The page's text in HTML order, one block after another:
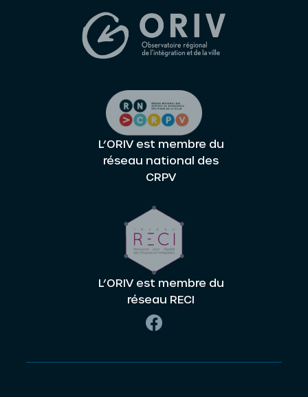
L’ORIV est membre du
réseau national des
CRPV
L’ORIV est membre du
réseau RECI